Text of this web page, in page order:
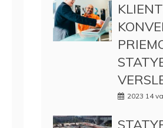
2023 14